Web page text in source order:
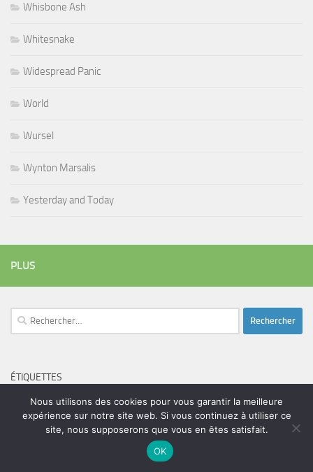
Whisbone Ash
Whitesnake
Widespread Panic
World
Wursel
Wynton Marsalis
Yesterday and Today
PLUS
Rechercher :
ÉTIQUETTES
adam bomb amar sundy batteurbeatlesblues blues rock
bootleneck chanteur chanteuse coltrane duc des lombards erick bamy
festival glenn hughes
herbie hancock
Nous utilisons des cookies pour vous garantir la meilleure
expérience sur notre site web. Si vous continuez à utiliser ce
site, nous supposerons que vous en êtes satisfait.
OK